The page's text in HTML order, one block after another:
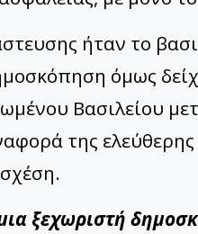
ήταν το
όμως
Βασιλείου
της
ξεχωριστή